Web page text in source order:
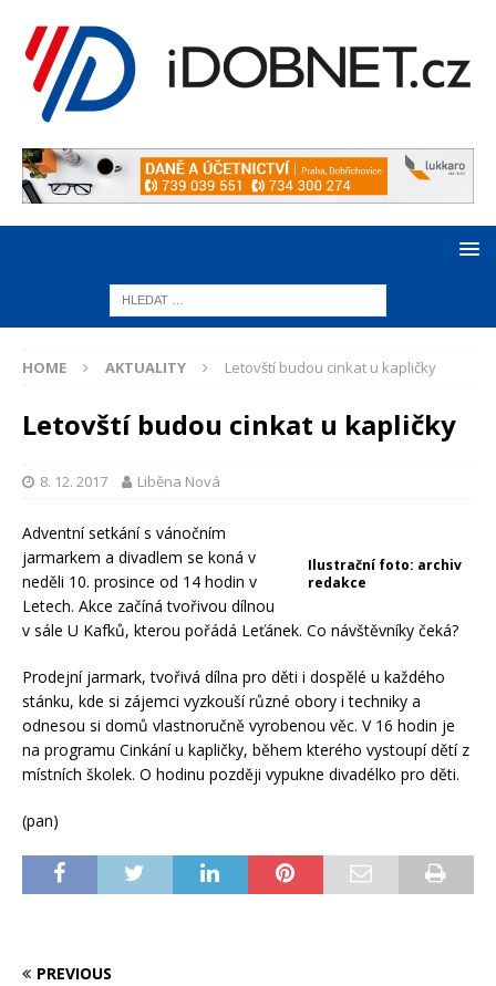
HOME AKTUALITY Letovští budou cinkat u kapličky
Letovští budou cinkat u kapličky
8. 12. 2017 Liběna Nová
Ilustrační foto: archiv
redakce
Adventní setkání s vánočním
jarmarkem a divadlem se koná v
neděli 10. prosince od 14 hodin v
Letech. Akce začíná tvořivou dílnou
v sále U Kafků, kterou pořádá Leťánek. Co návštěvníky čeká?
Prodejní jarmark, tvořivá dílna pro děti i dospělé u každého
stánku, kde si zájemci vyzkouší různé obory i techniky a
odnesou si domů vlastnoručně vyrobenou věc. V 16 hodin je
na programu Cinkání u kapličky, během kterého vystoupí dětí z
místních školek. O hodinu později vypukne divadélko pro děti.
(pan)
PREVIOUS